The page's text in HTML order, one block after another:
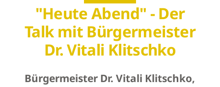
"Heute Abend" - Der
Talk mit Bürgermeister
Dr. Vitali Klitschko
Bürgermeister Dr. Vitali Klitschko,